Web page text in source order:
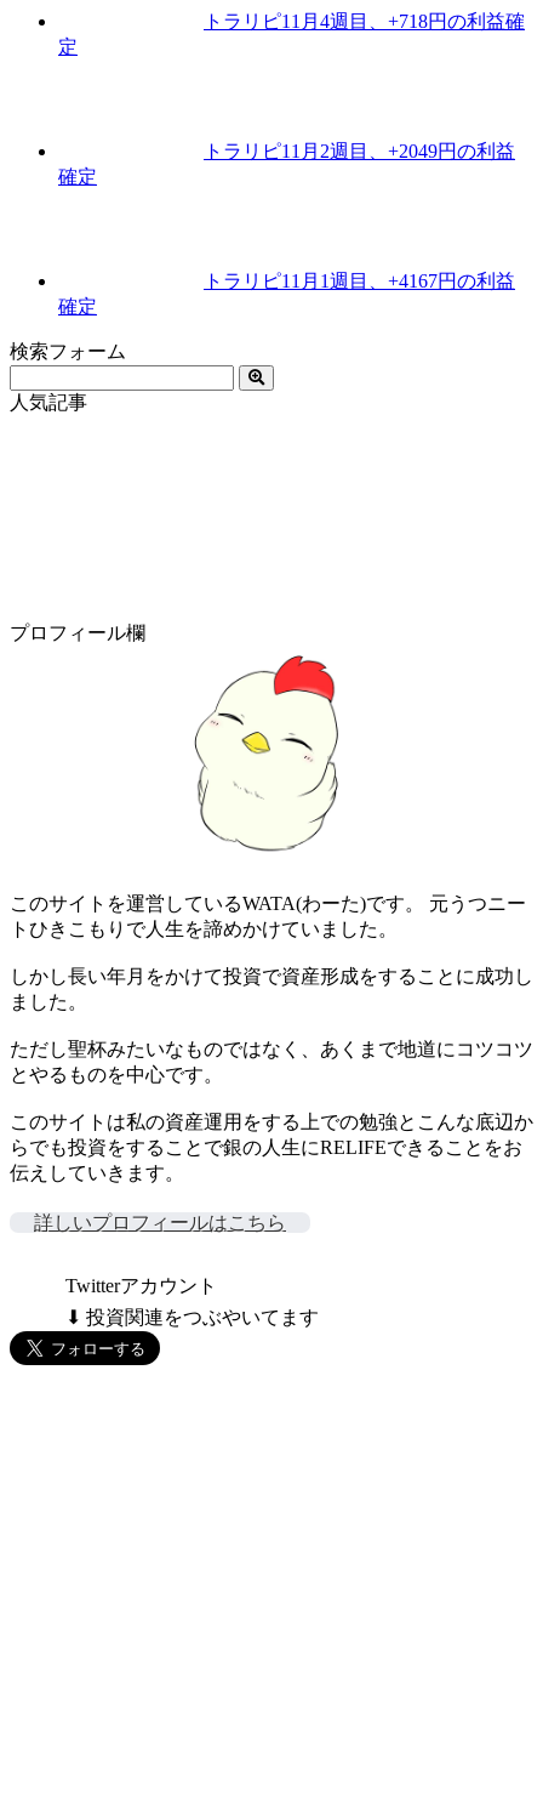
トラリピ11月4週目、+718円の利益確
定
トラリピ11月2週目、+2049円の利益
確定
トラリピ11月1週目、+4167円の利益
確定
検索フォーム
人気記事
プロフィール欄
このサイトを運営しているWATA(わーた)です。 元うつニー
トひきこもりで人生を諦めかけていました。
しかし長い年月をかけて投資で資産形成をすることに成功し
ました。
ただし聖杯みたいなものではなく、あくまで地道にコツコツ
とやるものを中心です。
このサイトは私の資産運用をする上での勉強とこんな底辺か
らでも投資をすることで銀の人生にRELIFEできることをお
伝えしていきます。
詳しいプロフィールはこちら
Twitterアカウント
⬇ 投資関連をつぶやいてます